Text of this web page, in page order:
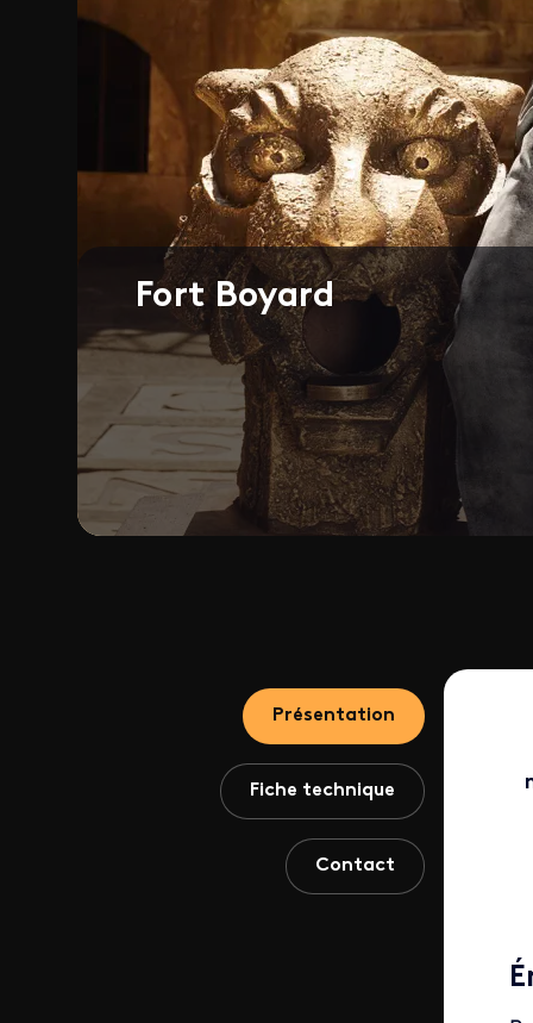
Fort Boyard
Présentation
Fiche technique
Contact